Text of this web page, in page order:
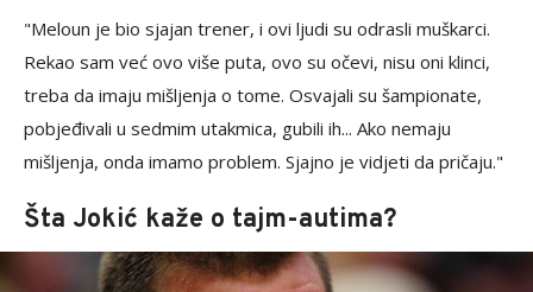
"Meloun je bio sjajan trener, i ovi ljudi su odrasli muškarci.
Rekao sam već ovo više puta, ovo su očevi, nisu oni klinci,
treba da imaju mišljenja o tome. Osvajali su šampionate,
pobjeđivali u sedmim utakmica, gubili ih... Ako nemaju
mišljenja, onda imamo problem. Sjajno je vidjeti da pričaju."
Šta Jokić kaže o tajm-autima?